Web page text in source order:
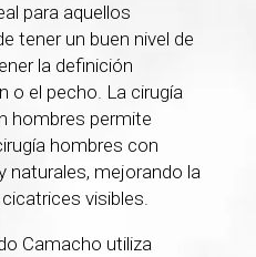
para aquellos
tener un buen nivel de
la definición
o el pecho. La cirugía
hombres permite
hombres con
naturales, mejorando la
visibles.
Camacho utiliza